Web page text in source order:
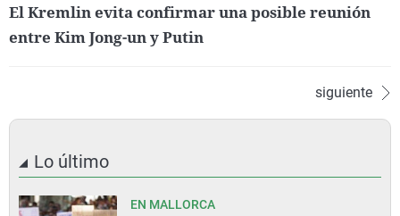
El Kremlin evita confirmar una posible reunión
entre Kim Jong-un y Putin
siguiente
Lo último
EN MALLORCA